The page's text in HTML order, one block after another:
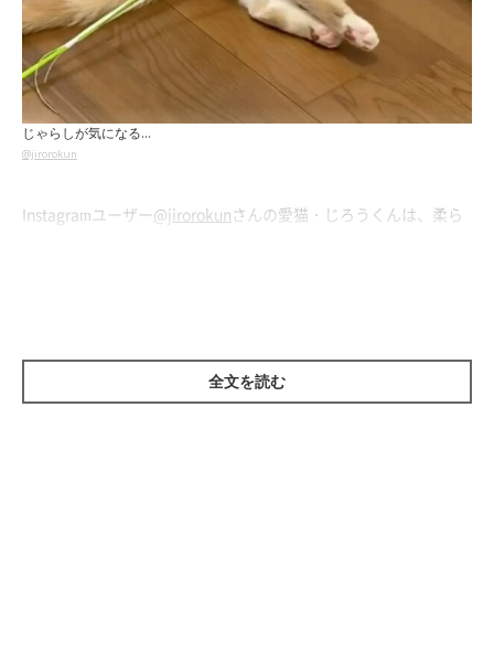
じゃらしが気になる…
@jirorokun
Instagramユーザー@jirorokunさんの愛猫・じろうくんは、柔ら
全文を読む